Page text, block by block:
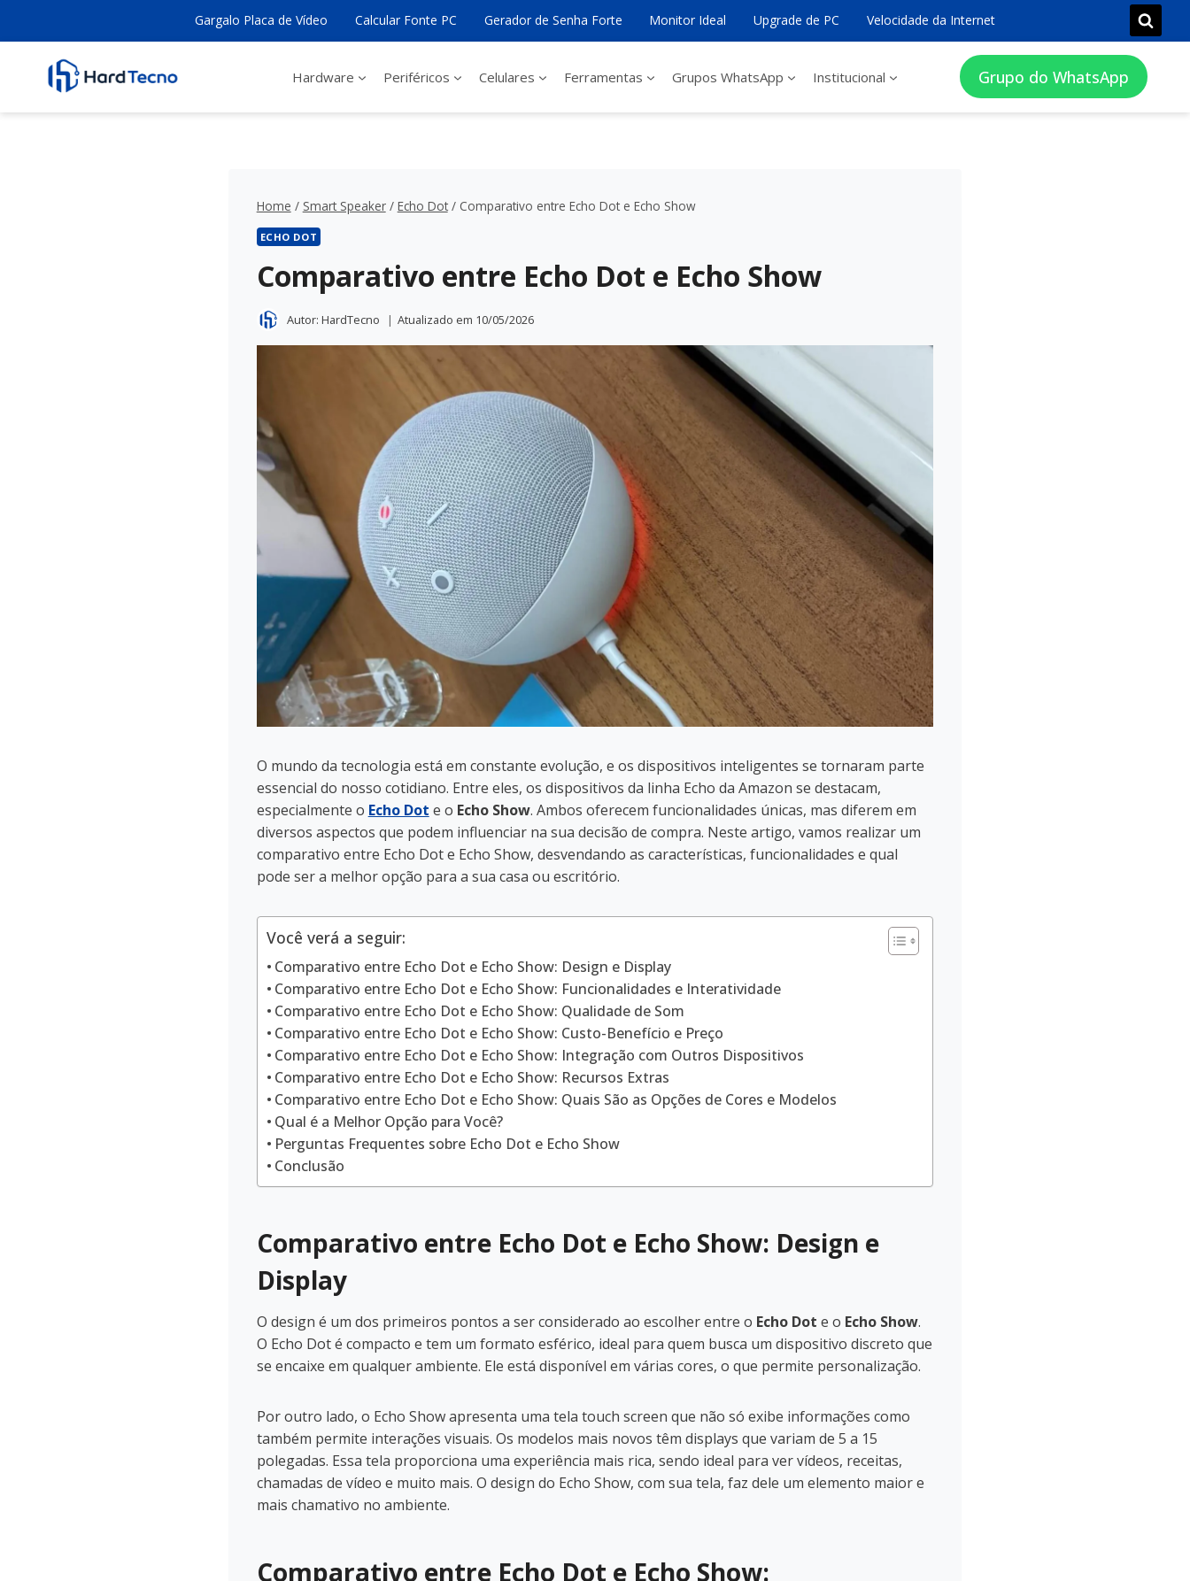
Conteúdo
Gargalo Placa de Vídeo Calcular Fonte PC Gerador de Senha Forte Monitor Ideal Upgrade de PC Velocidade da Internet
Hardware Periféricos Celulares Ferramentas Grupos WhatsApp Institucional Grupo do WhatsApp
Home / Smart Speaker / Echo Dot / Comparativo entre Echo Dot e Echo Show
ECHO DOT
Comparativo entre Echo Dot e Echo Show
Autor: HardTecno Atualizado em 10/05/2026
O mundo da tecnologia está em constante evolução, e os dispositivos inteligentes se tornaram parte
essencial do nosso cotidiano. Entre eles, os dispositivos da linha Echo da Amazon se destacam,
especialmente o Echo Dot e o Echo Show. Ambos oferecem funcionalidades únicas, mas diferem em
diversos aspectos que podem influenciar na sua decisão de compra. Neste artigo, vamos realizar um
comparativo entre Echo Dot e Echo Show, desvendando as características, funcionalidades e qual
pode ser a melhor opção para a sua casa ou escritório.
Você verá a seguir:
Comparativo entre Echo Dot e Echo Show: Design e Display
Comparativo entre Echo Dot e Echo Show: Funcionalidades e Interatividade
Comparativo entre Echo Dot e Echo Show: Qualidade de Som
Comparativo entre Echo Dot e Echo Show: Custo-Benefício e Preço
Comparativo entre Echo Dot e Echo Show: Integração com Outros Dispositivos
Comparativo entre Echo Dot e Echo Show: Recursos Extras
Comparativo entre Echo Dot e Echo Show: Quais São as Opções de Cores e Modelos
Qual é a Melhor Opção para Você?
Perguntas Frequentes sobre Echo Dot e Echo Show
Conclusão
Comparativo entre Echo Dot e Echo Show: Design e
Display
O design é um dos primeiros pontos a ser considerado ao escolher entre o Echo Dot e o Echo Show.
O Echo Dot é compacto e tem um formato esférico, ideal para quem busca um dispositivo discreto que
se encaixe em qualquer ambiente. Ele está disponível em várias cores, o que permite personalização.
Por outro lado, o Echo Show apresenta uma tela touch screen que não só exibe informações como
também permite interações visuais. Os modelos mais novos têm displays que variam de 5 a 15
polegadas. Essa tela proporciona uma experiência mais rica, sendo ideal para ver vídeos, receitas,
chamadas de vídeo e muito mais. O design do Echo Show, com sua tela, faz dele um elemento maior e
mais chamativo no ambiente.
Comparativo entre Echo Dot e Echo Show: